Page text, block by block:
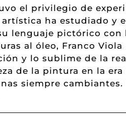
el privilegio de
ha estudiado y
lenguaje pictórico
al óleo, Franco
y lo sublime de la
de la pintura en la
siempre